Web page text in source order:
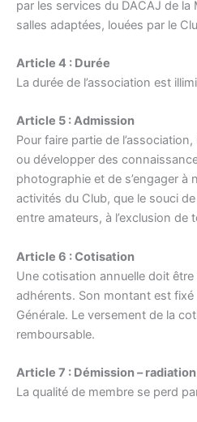
par les services du DACAJ de
salles adaptées, louées par le
Article 4 : Durée
La durée de l’association est
Article 5 : Admission
Pour faire partie de
ou développer des
photographie et de s’engager à
activités du Club, que le souci
entre amateurs, à l’exclusion de
Article 6 : Cotisation
Une cotisation annuelle doit
adhérents. Son montant est fixé
Générale. Le versement de la
remboursable.
Article 7 : Démission – radiation
La qualité de membre se perd